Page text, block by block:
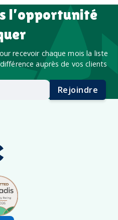
l’opportunité
recevoir chaque mois la liste
auprès de vos clients
Rejoindre